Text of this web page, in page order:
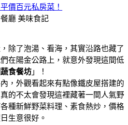
價百元私房菜！
廳 美味食記
除了泡湯、看海，其實沿路也藏了
在陽金公路上，就意外發現這間低
食餐坊 」！
，外觀看起來有點像鐵皮屋搭建的
的不太會發現這裡藏著一間人氣野
種新鮮野菜料理、素食熱炒，價格
生意很好。